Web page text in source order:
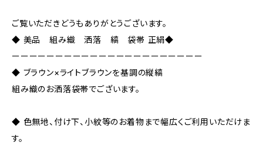
ご覧いただきどうもありがとうございます。
◆ 美品 組み織 洒落 縞 袋帯 正絹◆
ーーーーーーーーーーーーーーーーーーーーーー
◆ ブラウン×ライトブラウンを基調の縦縞
組み織のお洒落袋帯でございます。
◆ 色無地、付け下、小紋等のお着物まで幅広くご利用いただけま
す。